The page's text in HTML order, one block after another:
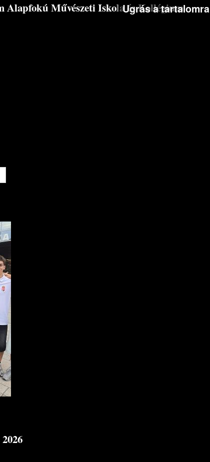
Ugrás a tartalomra
Művészeti Iskola és Kollégium